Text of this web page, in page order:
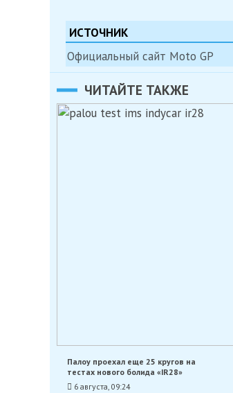
ИСТОЧНИК
Официальный сайт Moto GP
ЧИТАЙТЕ ТАКЖЕ
Палоу проехал еще 25 кругов на
тестах нового болида «IR28»
6 августа, 09:24